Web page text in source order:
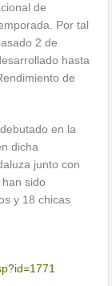
de
Por tal
2 de
hasta
de
en la
dicha
junto con
sido
y 18 chicas